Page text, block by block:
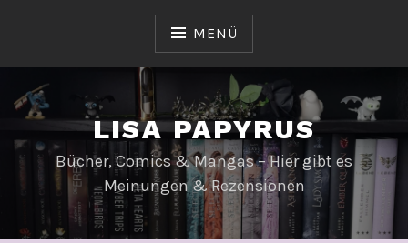
MENÜ
LISA PAPYRUS
Bücher, Comics & Mangas – Hier gibt es
Meinungen & Rezensionen